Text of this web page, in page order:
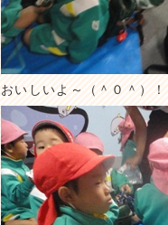
おいしいよ～（＾０＾）！